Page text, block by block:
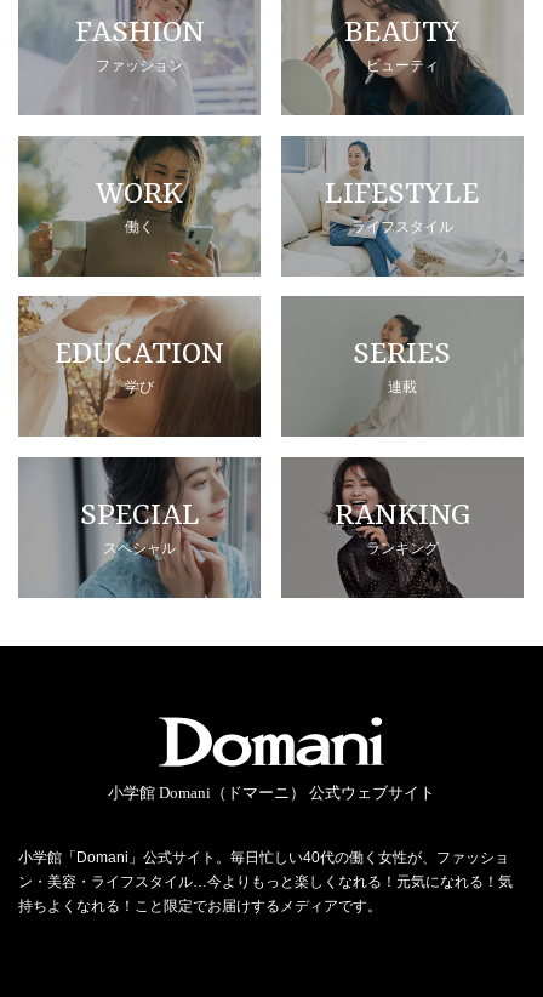
FASHION
ファッション
BEAUTY
ビューティ
WORK
働く
LIFESTYLE
ライフスタイル
EDUCATION
学び
SERIES
連載
SPECIAL
スペシャル
RANKING
ランキング
小学館 Domani（ドマーニ） 公式ウェブサイト
小学館「Domani」公式サイト。毎日忙しい40代の働く女性が、ファッショ
ン・美容・ライフスタイル…今よりもっと楽しくなれる！元気になれる！気
持ちよくなれる！こと限定でお届けするメディアです。